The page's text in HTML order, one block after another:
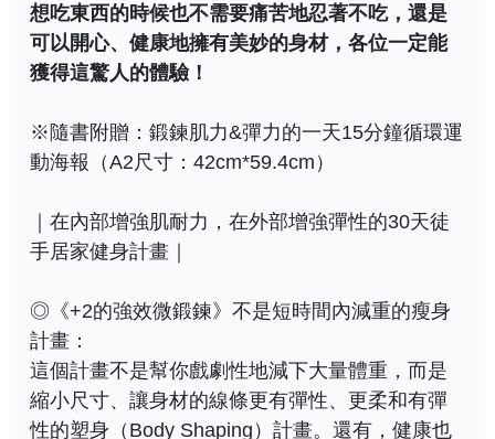
想吃東西的時候也不需要痛苦地忍著不吃，還是
可以開心、健康地擁有美妙的身材，各位一定能
獲得這驚人的體驗！
※隨書附贈：鍛鍊肌力&彈力的一天15分鐘循環運
動海報（A2尺寸：42cm*59.4cm）
｜在內部增強肌耐力，在外部增強彈性的30天徒
手居家健身計畫｜
◎《+2的強效微鍛鍊》不是短時間內減重的瘦身
計畫：
這個計畫不是幫你戲劇性地減下大量體重，而是
縮小尺寸、讓身材的線條更有彈性、更柔和有彈
性的塑身（Body Shaping）計畫。還有，健康也